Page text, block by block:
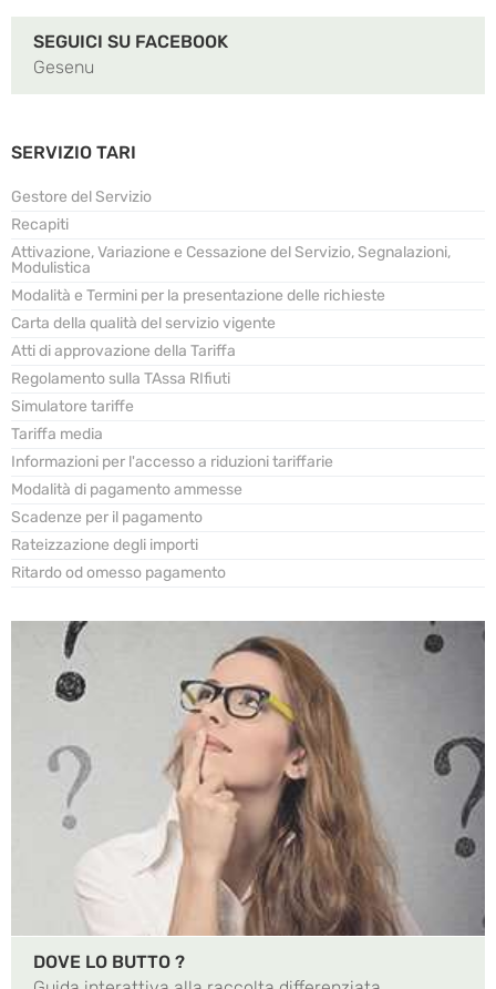
SEGUICI SU FACEBOOK
Gesenu
SERVIZIO TARI
Gestore del Servizio
Recapiti
Attivazione, Variazione e Cessazione del Servizio, Segnalazioni,
Modulistica
Modalità e Termini per la presentazione delle richieste
Carta della qualità del servizio vigente
Atti di approvazione della Tariffa
Regolamento sulla TAssa RIfiuti
Simulatore tariffe
Tariffa media
Informazioni per l'accesso a riduzioni tariffarie
Modalità di pagamento ammesse
Scadenze per il pagamento
Rateizzazione degli importi
Ritardo od omesso pagamento
DOVE LO BUTTO ?